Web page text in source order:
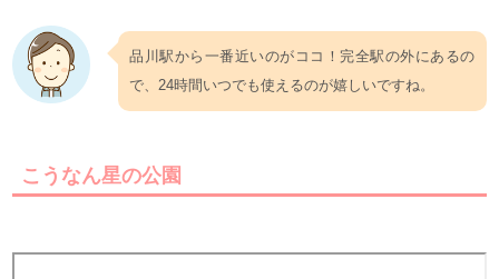
品川駅から一番近いのがココ！完全駅の外にあるの
で、24時間いつでも使えるのが嬉しいですね。
こうなん星の公園